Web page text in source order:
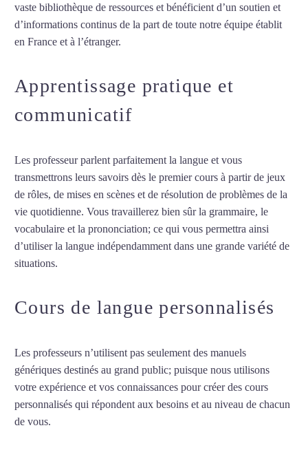
vaste bibliothèque de ressources et bénéficient d’un soutien et
d’informations continus de la part de toute notre équipe établit
en France et à l’étranger.
Apprentissage pratique et
communicatif
Les professeur parlent parfaitement la langue et vous
transmettrons leurs savoirs dès le premier cours à partir de jeux
de rôles, de mises en scènes et de résolution de problèmes de la
vie quotidienne. Vous travaillerez bien sûr la grammaire, le
vocabulaire et la prononciation; ce qui vous permettra ainsi
d’utiliser la langue indépendamment dans une grande variété de
situations.
Cours de langue personnalisés
Les professeurs n’utilisent pas seulement des manuels
génériques destinés au grand public; puisque nous utilisons
votre expérience et vos connaissances pour créer des cours
personnalisés qui répondent aux besoins et au niveau de chacun
de vous.